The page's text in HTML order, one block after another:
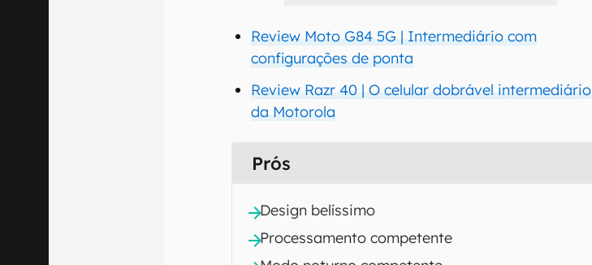
Review Moto G84 5G | Intermediário com
configurações de ponta
Review Razr 40 | O celular dobrável intermediário
da Motorola
Prós
Design belíssimo
Processamento competente